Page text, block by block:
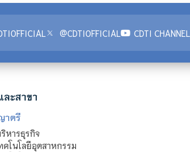
@CDTIOFFICIAL CDTI CHANNEL
ะสาขา
ตรี
หารธุรกิจ
โนโลยีอุตสาหกรรม